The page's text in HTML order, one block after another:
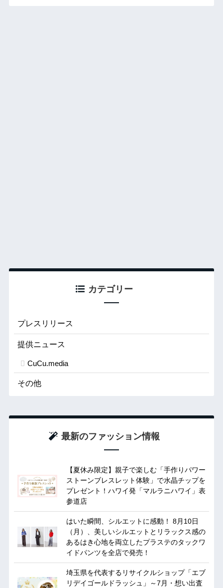
カテゴリー
プレスリリース
提供ニュース
CuCu.media
その他
最新のファッション情報
【夏休み限定】親子で楽しむ「手作りパワー
ストーンブレスレット体験」で水晶チップを
プレゼント！ハワイ発「マルラニハワイ」表
参道店
はいた瞬間、シルエットに感動！ 8月10日
（月）、美しいシルエットとリラックス感の
あるはき心地を両立したプラステのタックワ
イドパンツを全店で発売！
埼玉県を代表するリサイクルショップ「エブ
リデイゴールドラッシュ」～7月・想い出査